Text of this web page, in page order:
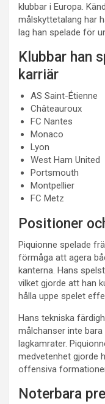
klubbar i Europa.
målskyttetalang har
lag han spelade för
Klubbar han
karriär
AS Saint-Étienne
Châteauroux
FC Nantes
Monaco
Lyon
West Ham United
Portsmouth
Montpellier
FC Metz
Positioner
Piquionne spelade
förmåga att agera
kanterna. Hans
vilket gjorde att han
hålla uppe spelet
Hans tekniska
målchanser inte
lagkamrater.
medvetenhet gjorde
offensiva
Noterbara